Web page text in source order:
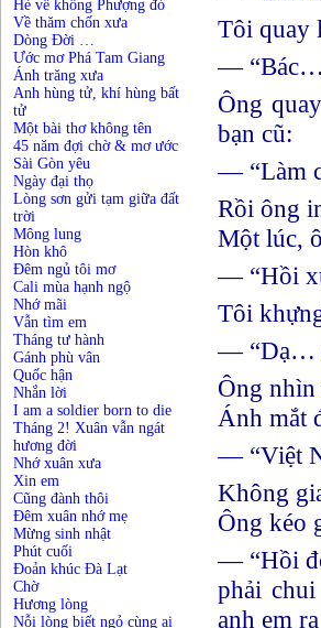
Hè về không Phượng đỏ
Về thăm chốn xưa
Dòng Đời …
Ước mơ Phá Tam Giang
Ánh trăng xưa
Anh hùng tử, khí hùng bất
tử
Một bài thơ không tên
45 năm đợi chờ & mơ ước
Sài Gòn yêu
Ngày đại thọ
Lòng sơn gửi tạm giữa đất
trời
Mông lung
Hòn khô
Đêm ngủ tôi mơ
Cali mùa hạnh ngộ
Nhớ mãi
Vẫn tìm em
Tháng tư hành
Gánh phù vân
Quốc hận
Nhắn lời
I am a soldier born to die
Tháng 2! Xuân vẫn ngát
hương đời
Nhớ xuân xưa
Xin em
Cũng đành thôi
Đêm xuân nhớ mẹ
Mừng sinh nhật
Phút cuối
Đoản khúc Đà Lạt
Chờ
Hương lòng
Nỗi lòng biết ngỏ cùng ai
Tôi quay
— “Bác…
Ông
bạn cũ:
— “Làm
Rồi ông
Một lúc,
— “Hồi
Tôi
— “Dạ…
Ông
Ánh mắt
— “Việt
Không
Ông kéo
— “Hồi
phải
anh em